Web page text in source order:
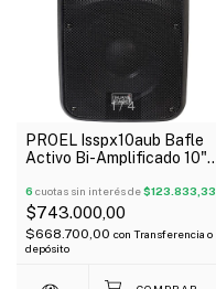
1/4
PROEL Isspx10aub Bafle
Activo Bi-Amplificado 10"
300W
6 cuotas sin interés de$123.833,33
$743.000,00
$668.700,00 con Transferencia o
depósito